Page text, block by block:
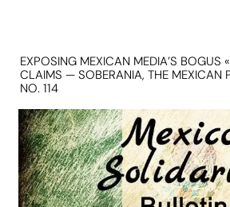
EXPOSING MEXICAN MEDIA’S BOGUS
CLAIMS — SOBERANIA, THE MEXICAN
NO. 114